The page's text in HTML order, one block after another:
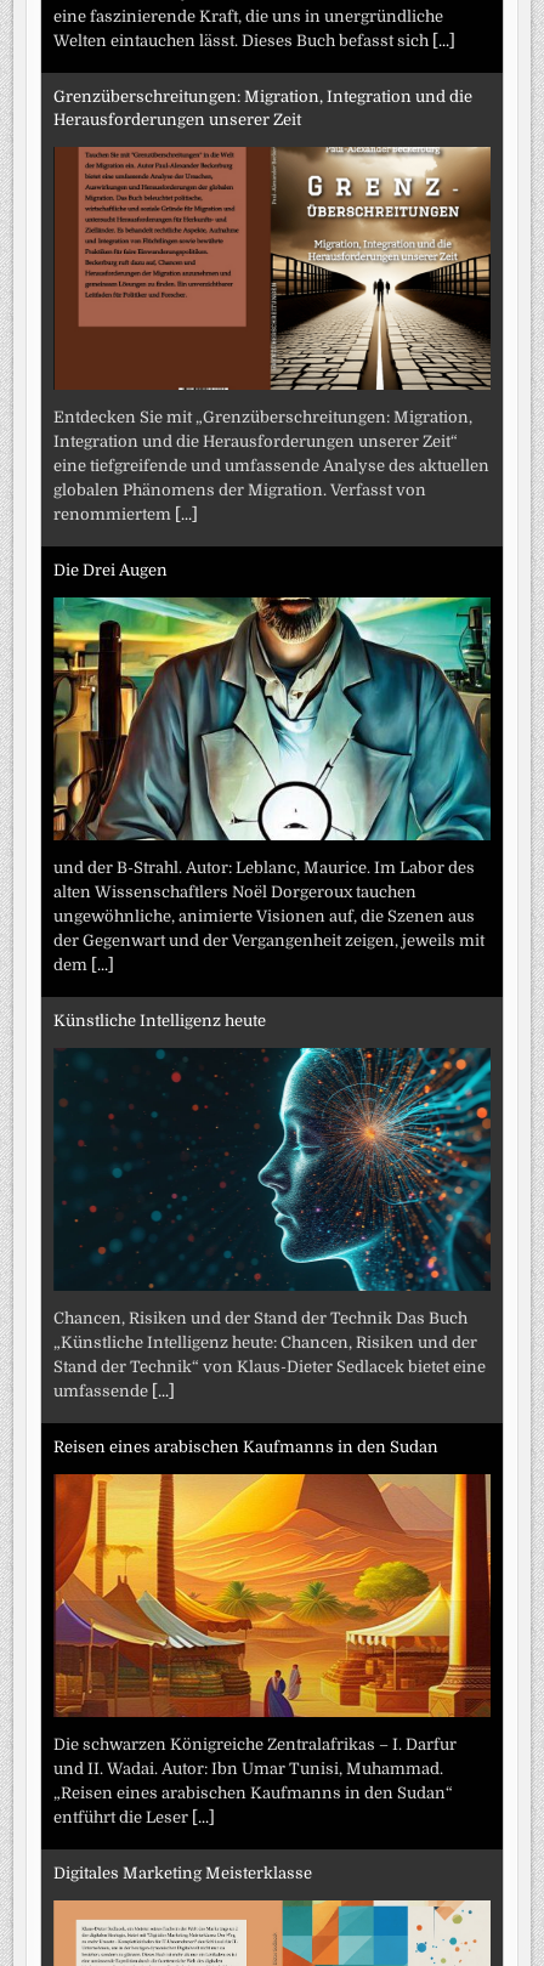
eine faszinierende Kraft, die uns in unergründliche
Welten eintauchen lässt. Dieses Buch befasst sich [...]
Grenzüberschreitungen: Migration, Integration und die
Herausforderungen unserer Zeit
Entdecken Sie mit „Grenzüberschreitungen: Migration,
Integration und die Herausforderungen unserer Zeit“
eine tiefgreifende und umfassende Analyse des aktuellen
globalen Phänomens der Migration. Verfasst von
renommiertem [...]
Die Drei Augen
und der B-Strahl. Autor: Leblanc, Maurice. Im Labor des
alten Wissenschaftlers Noël Dorgeroux tauchen
ungewöhnliche, animierte Visionen auf, die Szenen aus
der Gegenwart und der Vergangenheit zeigen, jeweils mit
dem [...]
Künstliche Intelligenz heute
Chancen, Risiken und der Stand der Technik Das Buch
„Künstliche Intelligenz heute: Chancen, Risiken und der
Stand der Technik“ von Klaus-Dieter Sedlacek bietet eine
umfassende [...]
Reisen eines arabischen Kaufmanns in den Sudan
Die schwarzen Königreiche Zentralafrikas – I. Darfur
und II. Wadai. Autor: Ibn Umar Tunisi, Muhammad.
„Reisen eines arabischen Kaufmanns in den Sudan“
entführt die Leser [...]
Digitales Marketing Meisterklasse